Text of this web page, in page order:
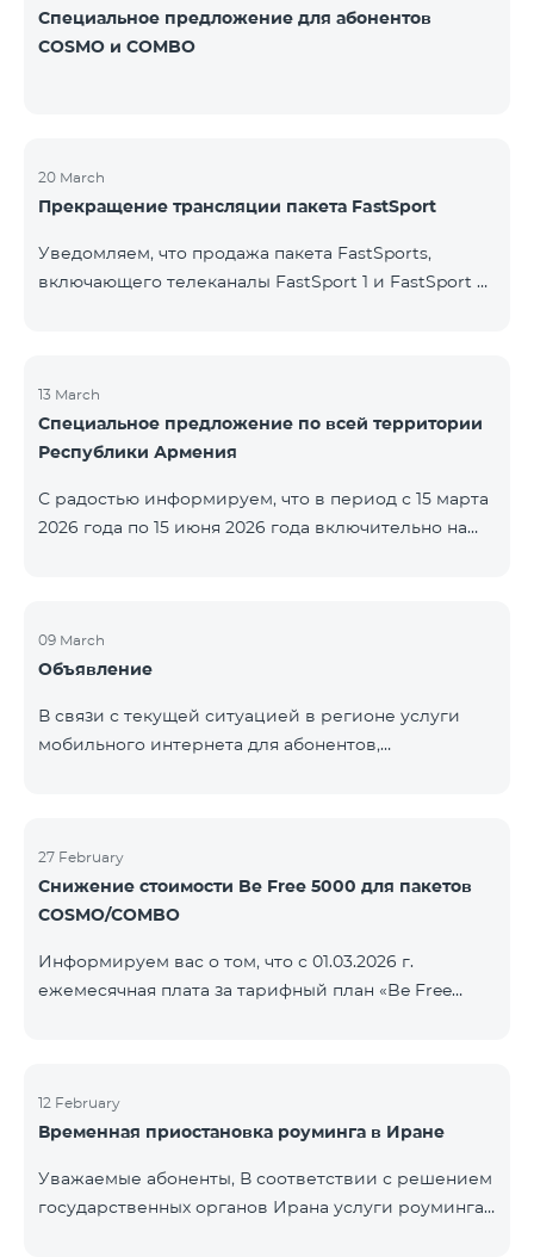
Специальное предложение для абонентов
COSMO и COMBO
20 March
Прекращение трансляции пакета FastSport
Уведомляем, что продажа пакета FastSports,
включающего телеканалы FastSport 1 и FastSport 2,
решением вещателя. По вопросам или для
получения дополнительной информации просим
обращаться в компанию «Фаст Медиа».
13 March
Специальное предложение по всей территории
Республики Армения
С радостью информируем, что в период с 15 марта
2026 года по 15 июня 2026 года включительно на
Региональный будут доступны со скидкой 25% при
подключении на 12 месяцев с автоматическим
пакет COMBO 4 9900 также предоставляется со
скидкой 25% сроком на 12 месяцев. Кроме того, для
09 March
Объявление
В связи с текущей ситуацией в регионе услуги
мобильного интернета для абонентов,
Дополнительная информация будет
предоставлена в случае изменения ситуации.
Благодарим за понимание.
27 February
Снижение стоимости Be Free 5000 для пакетов
COSMO/COMBO
Информируем вас о том, что с 01.03.2026 г.
ежемесячная плата за тарифный план «Be Free
тарифному плану могут все абоненты с активной
подпиской на пакеты услуг COSMO или COMBO. С
ознакомиться здесь.
12 February
Временная приостановка роуминга в Иране
Уважаемые абоненты, В соответствии с решением
государственных органов Ирана услуги роуминга